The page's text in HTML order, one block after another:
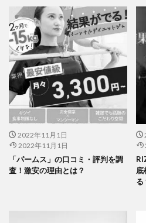
2022年11月1日
2022年11月1日
「パームス」の口コミ・評判を調
査！激安の理由とは？
底
る